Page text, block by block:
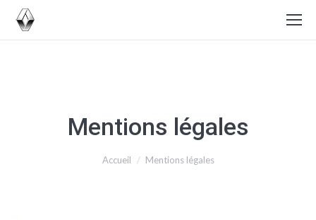
Mentions légales
Accueil Mentions légales